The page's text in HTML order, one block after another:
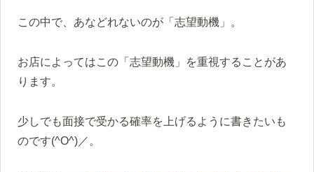
この中で、あなどれないのが「志望動機」。
お店によってはこの「志望動機」を重視することがあ
ります。
少しでも面接で受かる確率を上げるように書きたいも
のです(^O^)／。